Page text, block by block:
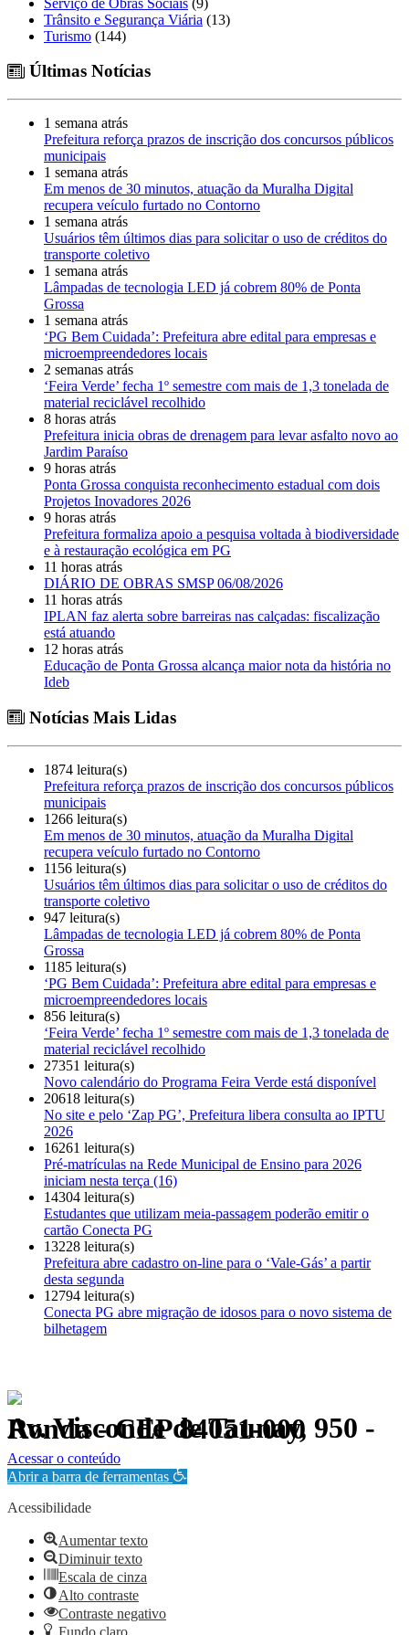
Trânsito e Segurança Viária (13)
Turismo (144)
Últimas Notícias
1 semana atrás
Prefeitura reforça prazos de inscrição dos concursos públicos
municipais
1 semana atrás
Em menos de 30 minutos, atuação da Muralha Digital
recupera veículo furtado no Contorno
1 semana atrás
Usuários têm últimos dias para solicitar o uso de créditos do
transporte coletivo
1 semana atrás
Lâmpadas de tecnologia LED já cobrem 80% de Ponta
Grossa
1 semana atrás
‘PG Bem Cuidada’: Prefeitura abre edital para empresas e
microempreendedores locais
2 semanas atrás
‘Feira Verde’ fecha 1º semestre com mais de 1,3 tonelada de
material reciclável recolhido
8 horas atrás
Prefeitura inicia obras de drenagem para levar asfalto novo ao
Jardim Paraíso
9 horas atrás
Ponta Grossa conquista reconhecimento estadual com dois
Projetos Inovadores 2026
9 horas atrás
Prefeitura formaliza apoio a pesquisa voltada à biodiversidade
e à restauração ecológica em PG
11 horas atrás
DIÁRIO DE OBRAS SMSP 06/08/2026
11 horas atrás
IPLAN faz alerta sobre barreiras nas calçadas: fiscalização
está atuando
12 horas atrás
Educação de Ponta Grossa alcança maior nota da história no
Ideb
Notícias Mais Lidas
1874 leitura(s)
Prefeitura reforça prazos de inscrição dos concursos públicos
municipais
1266 leitura(s)
Em menos de 30 minutos, atuação da Muralha Digital
recupera veículo furtado no Contorno
1156 leitura(s)
Usuários têm últimos dias para solicitar o uso de créditos do
transporte coletivo
947 leitura(s)
Lâmpadas de tecnologia LED já cobrem 80% de Ponta
Grossa
1185 leitura(s)
‘PG Bem Cuidada’: Prefeitura abre edital para empresas e
microempreendedores locais
856 leitura(s)
‘Feira Verde’ fecha 1º semestre com mais de 1,3 tonelada de
material reciclável recolhido
27351 leitura(s)
Novo calendário do Programa Feira Verde está disponível
20618 leitura(s)
No site e pelo ‘Zap PG’, Prefeitura libera consulta ao IPTU
2026
16261 leitura(s)
Pré-matrículas na Rede Municipal de Ensino para 2026
iniciam nesta terça (16)
14304 leitura(s)
Estudantes que utilizam meia-passagem poderão emitir o
cartão Conecta PG
13228 leitura(s)
Prefeitura abre cadastro on-line para o ‘Vale-Gás’ a partir
desta segunda
12794 leitura(s)
Conecta PG abre migração de idosos para o novo sistema de
bilhetagem
Av. Visconde de Taunay, 950 - Ronda - CEP 84051-000
Política de Privacidade.
Acessar o conteúdo
Abrir a barra de ferramentas
Acessibilidade
Aumentar texto
Diminuir texto
Escala de cinza
Alto contraste
Contraste negativo